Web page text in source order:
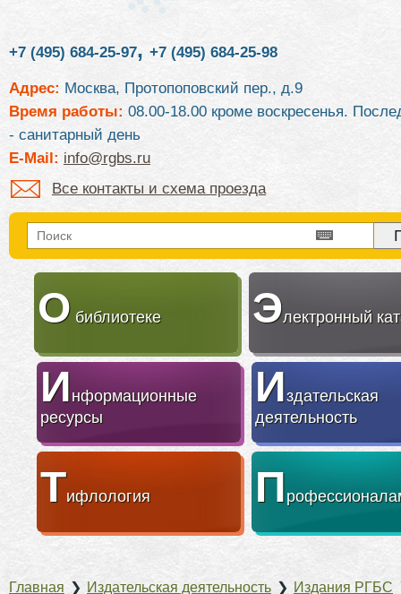
+7 (495) 684-25-97, +7 (495) 684-25-98
Адрес: Москва, Протопоповский пер., д.9
Время работы: 08.00-18.00 кроме воскресенья.
- санитарный день
E-Mail: info@rgbs.ru
Все контакты и схема проезда
О библиотеке Электронный
Информационные
ресурсы
Издательская
деятельность
Тифлология П
Главная ❯ Издательская деятельность ❯ Издания РГБС